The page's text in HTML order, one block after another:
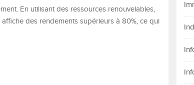
En utilisant des ressources renouvelables,
des rendements supérieurs à 80%, ce qui